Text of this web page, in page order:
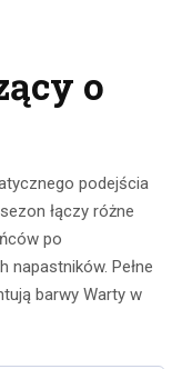
o
podejścia
łączy różne
po
Pełne
barwy Warty w